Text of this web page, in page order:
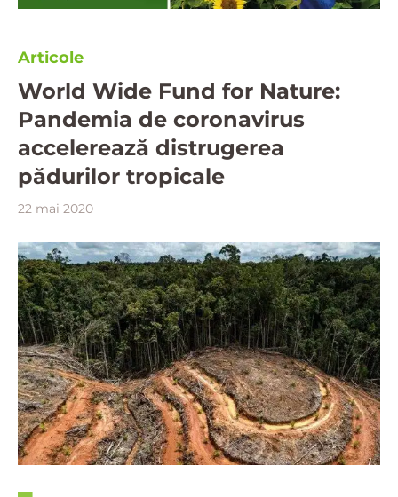
Articole
World Wide Fund for Nature:
Pandemia de coronavirus
accelerează distrugerea
pădurilor tropicale
22 mai 2020